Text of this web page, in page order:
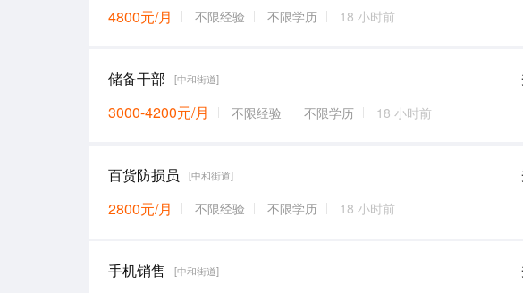
4800元/月 不限经验 不限学历 18 小时前
储备干部 [中和街道]
3000-4200元/月 不限经验 不限学历 18 小时前
百货防损员 [中和街道]
2800元/月 不限经验 不限学历 18 小时前
手机销售 [中和街道]